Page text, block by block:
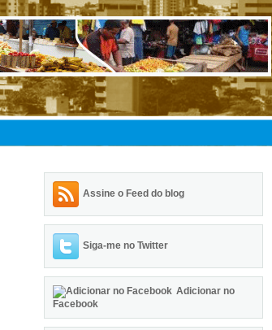
Assine o Feed do blog
Siga-me no Twitter
Adicionar no
Facebook